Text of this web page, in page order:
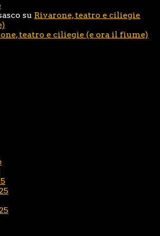
su Rivarone, teatro e ciliegie
teatro e ciliegie (e ora il fiume)